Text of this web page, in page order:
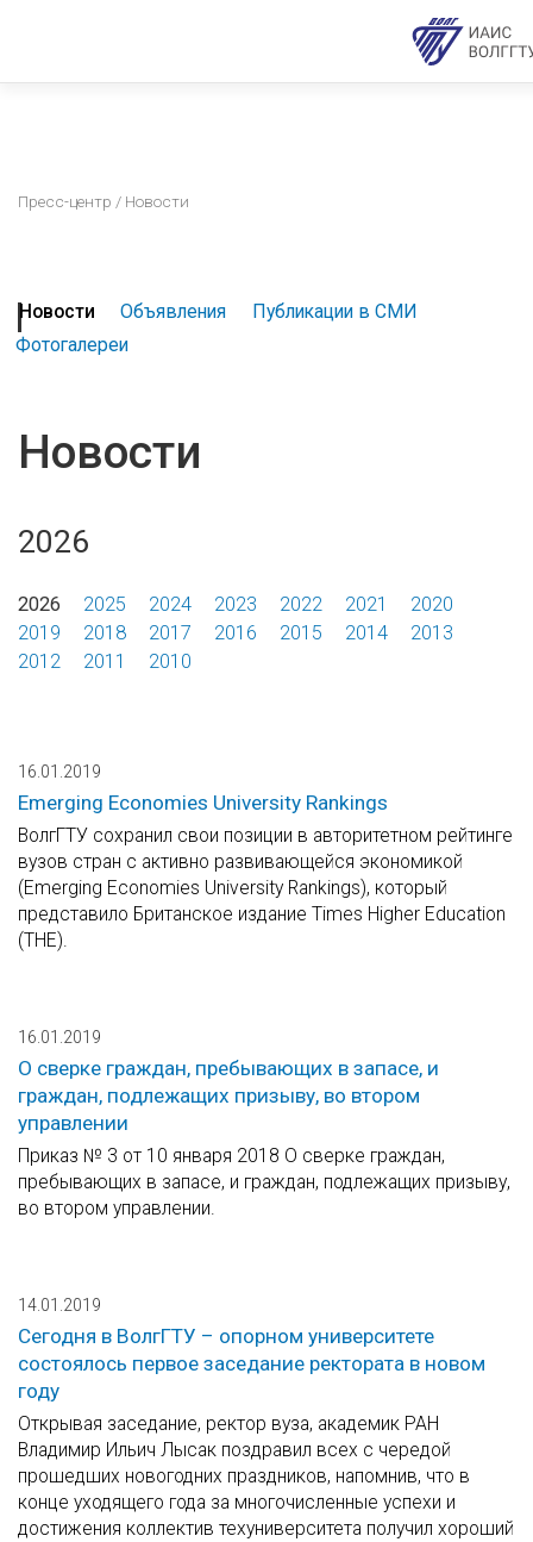
Пресс-центр / Новости
Новости Объявления
Публикации в СМИ
Фотогалереи
Новости
2026
2026 2025 2024 2023 2022 2021
2020
2019
2018 2017 2016 2015 2014
2013
2012
2011 2010
16.01.2019
Emerging Economies University Rankings
ВолгГТУ сохранил свои позиции в авторитетном рейтинге
вузов стран с активно развивающейся экономикой
(Emerging Economies University Rankings), который
представило Британское издание Times Higher Education
(THE).
16.01.2019
О сверке граждан, пребывающих в запасе, и
граждан, подлежащих призыву, во втором
управлении
Приказ № 3 от 10 января 2018 О сверке граждан,
пребывающих в запасе, и граждан, подлежащих призыву,
во втором управлении.
14.01.2019
Сегодня в ВолгГТУ – опорном университете
состоялось первое заседание ректората в новом
году
Открывая заседание, ректор вуза, академик РАН
Владимир Ильич Лысак поздравил всех с чередой
прошедших новогодних праздников, напомнив, что в
конце уходящего года за многочисленные успехи и
достижения коллектив техуниверситета получил хороший